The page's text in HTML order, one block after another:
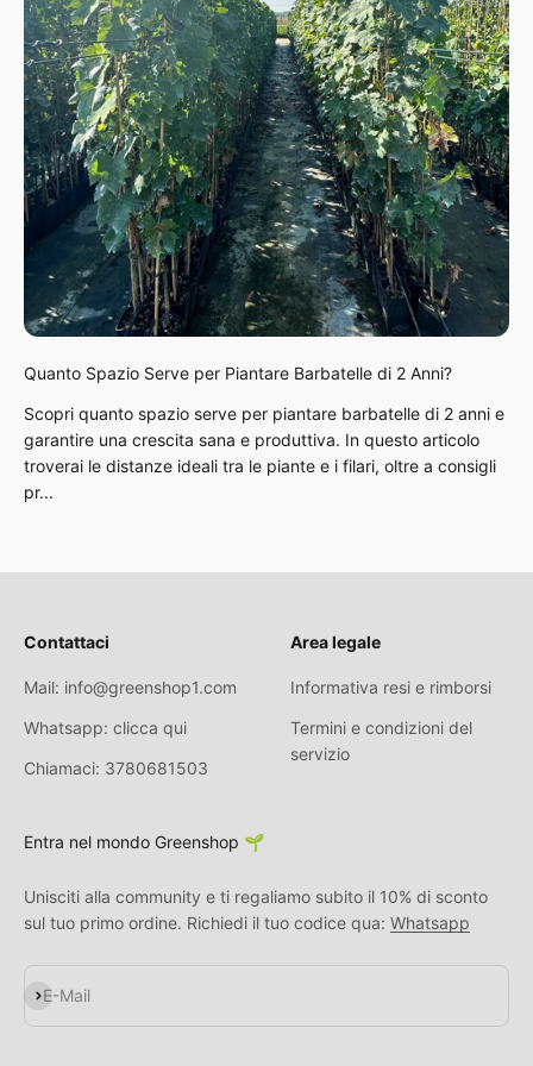
Quanto Spazio Serve per Piantare Barbatelle di 2 Anni?
Scopri quanto spazio serve per piantare barbatelle di 2 anni e
garantire una crescita sana e produttiva. In questo articolo
troverai le distanze ideali tra le piante e i filari, oltre a consigli
pr...
Contattaci
Mail: info@greenshop1.com
Whatsapp: clicca qui
Chiamaci: 3780681503
Area legale
Informativa resi e rimborsi
Termini e condizioni del
servizio
Entra nel mondo Greenshop 🌱
Unisciti alla community e ti regaliamo subito il 10% di sconto
sul tuo primo ordine. Richiedi il tuo codice qua: Whatsapp
E-Mail
Abonnieren